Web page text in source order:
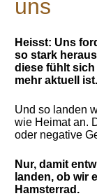
uns
Heisst: Uns
so stark
diese fühlt
mehr aktuell ist.
Und so landen
wie Heimat an.
oder negative
Nur, damit
landen, ob wir
Hamsterrad.